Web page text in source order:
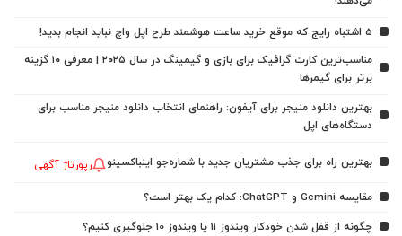
5 اشتباه رایج که موقع خرید ساعت هوشمند طرح اپل واچ نباید انجام بدید!
مناسب‌ترین کارت گرافیک برای بازی و گیمینگ در سال ۲۰۲۵ | معرفی ۱۰ گزینه
برتر برای گیمرها
بهترین دانلود منیجر برای آیفون: راهنمای انتخاب دانلود منیجر مناسب برای
دستگاه‌های اپل
بهترین راه برای جذب مشتریان جدید با شماره‌جو اینباکسینو رپورتاژ آگهی
مقایسه Gemini و ChatGPT: کدام یک بهتر است؟
چگونه از قفل شدن خودکار ویندوز 11 یا ویندوز 10 جلوگیری کنیم؟